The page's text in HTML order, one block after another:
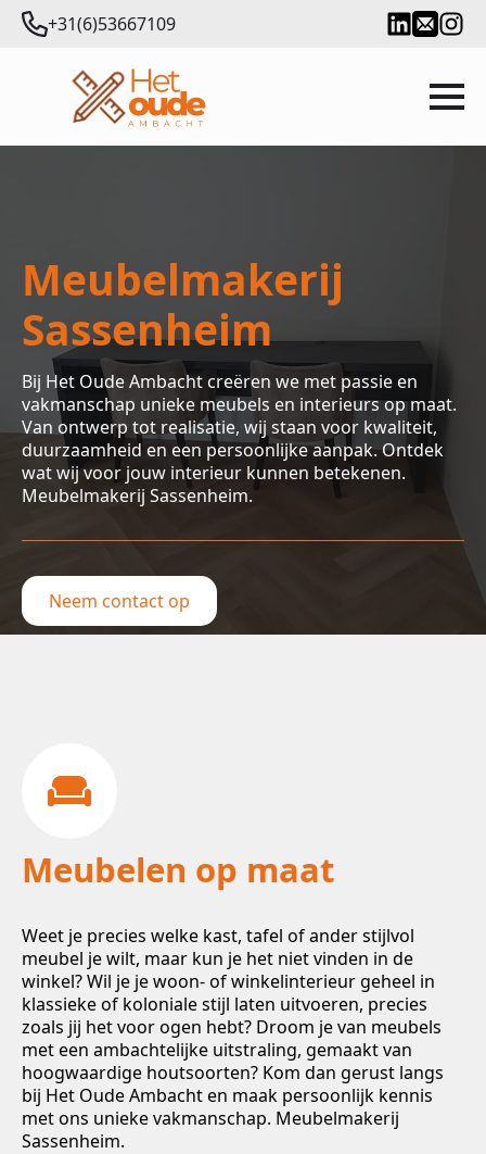
+31(6)53667109
Meubelmakerij
Sassenheim
Bij Het Oude Ambacht creëren we met passie en
vakmanschap unieke meubels en interieurs op maat.
Van ontwerp tot realisatie, wij staan voor kwaliteit,
duurzaamheid en een persoonlijke aanpak. Ontdek
wat wij voor jouw interieur kunnen betekenen.
Meubelmakerij Sassenheim.
Neem contact op
Meubelen op maat
Weet je precies welke kast, tafel of ander stijlvol
meubel je wilt, maar kun je het niet vinden in de
winkel? Wil je je woon- of winkelinterieur geheel in
klassieke of koloniale stijl laten uitvoeren, precies
zoals jij het voor ogen hebt? Droom je van meubels
met een ambachtelijke uitstraling, gemaakt van
hoogwaardige houtsoorten? Kom dan gerust langs
bij Het Oude Ambacht en maak persoonlijk kennis
met ons unieke vakmanschap. Meubelmakerij
Sassenheim.